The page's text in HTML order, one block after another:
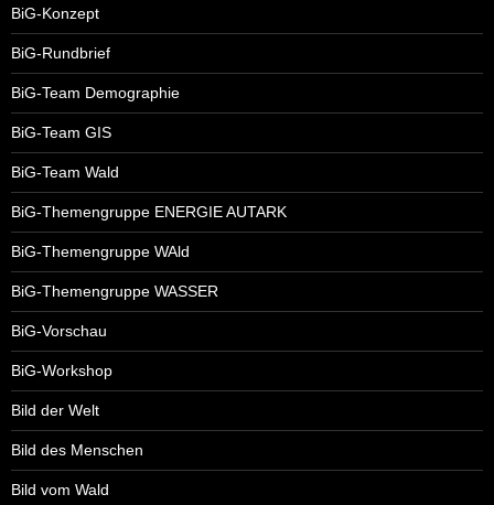
BiG-Konzept
BiG-Rundbrief
BiG-Team Demographie
BiG-Team GIS
BiG-Team Wald
BiG-Themengruppe ENERGIE AUTARK
BiG-Themengruppe WAld
BiG-Themengruppe WASSER
BiG-Vorschau
BiG-Workshop
Bild der Welt
Bild des Menschen
Bild vom Wald